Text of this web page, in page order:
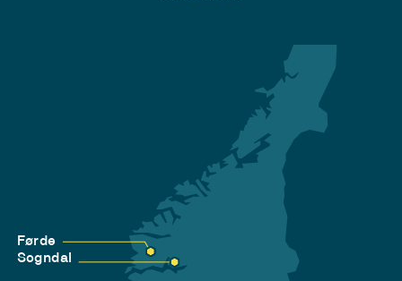
Førde
Sogndal